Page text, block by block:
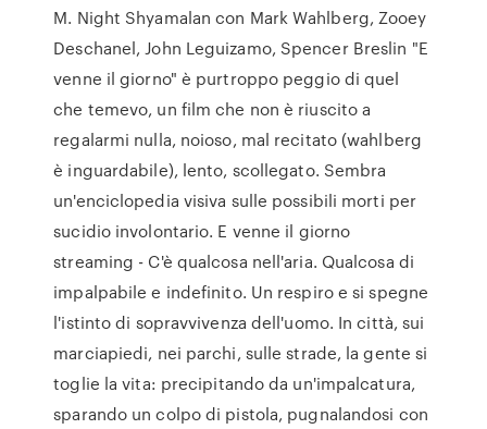
M. Night Shyamalan con Mark Wahlberg, Zooey
Deschanel, John Leguizamo, Spencer Breslin "E
venne il giorno" è purtroppo peggio di quel
che temevo, un film che non è riuscito a
regalarmi nulla, noioso, mal recitato (wahlberg
è inguardabile), lento, scollegato. Sembra
un'enciclopedia visiva sulle possibili morti per
sucidio involontario. E venne il giorno
streaming - C'è qualcosa nell'aria. Qualcosa di
impalpabile e indefinito. Un respiro e si spegne
l'istinto di sopravvivenza dell'uomo. In città, sui
marciapiedi, nei parchi, sulle strade, la gente si
toglie la vita: precipitando da un'impalcatura,
sparando un colpo di pistola, pugnalandosi con